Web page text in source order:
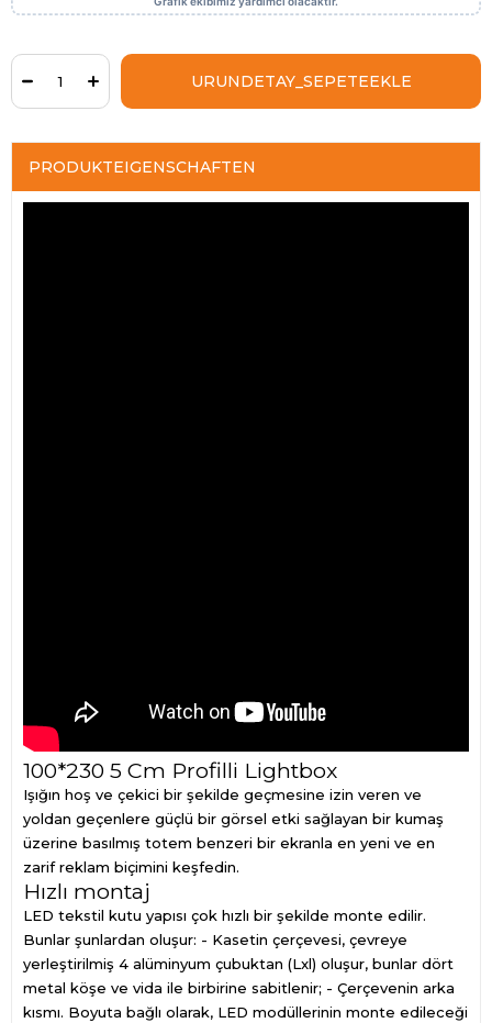
PRODUKTEIGENSCHAFTEN
100*230 5 Cm Profilli Lightbox
Işığın hoş ve çekici bir şekilde geçmesine izin veren ve
yoldan geçenlere güçlü bir görsel etki sağlayan bir kumaş
üzerine basılmış totem benzeri bir ekranla en yeni ve en
zarif reklam biçimini keşfedin.
Hızlı montaj
LED tekstil kutu yapısı çok hızlı bir şekilde monte edilir.
Bunlar şunlardan oluşur: - Kasetin çerçevesi, çevreye
yerleştirilmiş 4 alüminyum çubuktan (Lxl) oluşur, bunlar dört
metal köşe ve vida ile birbirine sabitlenir; - Çerçevenin arka
kısmı. Boyuta bağlı olarak, LED modüllerinin monte edileceği